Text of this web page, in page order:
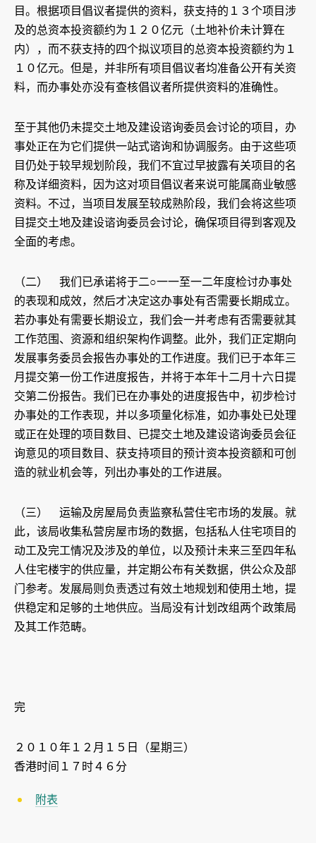
目。根据项目倡议者提供的资料，获支持的１３个项目涉
及的总资本投资额约为１２０亿元（土地补价未计算在
内），而不获支持的四个拟议项目的总资本投资额约为１
１０亿元。但是，并非所有项目倡议者均准备公开有关资
料，而办事处亦没有查核倡议者所提供资料的准确性。
至于其他仍未提交土地及建设谘询委员会讨论的项目，办
事处正在为它们提供一站式谘询和协调服务。由于这些项
目仍处于较早规划阶段，我们不宜过早披露有关项目的名
称及详细资料，因为这对项目倡议者来说可能属商业敏感
资料。不过，当项目发展至较成熟阶段，我们会将这些项
目提交土地及建设谘询委员会讨论，确保项目得到客观及
全面的考虑。
（二） 我们已承诺将于二○一一至一二年度检讨办事处
的表现和成效，然后才决定这办事处有否需要长期成立。
若办事处有需要长期设立，我们会一并考虑有否需要就其
工作范围、资源和组织架构作调整。此外，我们正定期向
发展事务委员会报告办事处的工作进度。我们已于本年三
月提交第一份工作进度报告，并将于本年十二月十六日提
交第二份报告。我们已在办事处的进度报告中，初步检讨
办事处的工作表现，并以多项量化标准，如办事处已处理
或正在处理的项目数目、已提交土地及建设谘询委员会征
询意见的项目数目、获支持项目的预计资本投资额和可创
造的就业机会等，列出办事处的工作进展。
（三） 运输及房屋局负责监察私营住宅市场的发展。就
此，该局收集私营房屋市场的数据，包括私人住宅项目的
动工及完工情况及涉及的单位，以及预计未来三至四年私
人住宅楼宇的供应量，并定期公布有关数据，供公众及部
门参考。发展局则负责透过有效土地规划和使用土地，提
供稳定和足够的土地供应。当局没有计划改组两个政策局
及其工作范畴。
完
２０１０年１２月１５日（星期三）
香港时间１７时４６分
附表